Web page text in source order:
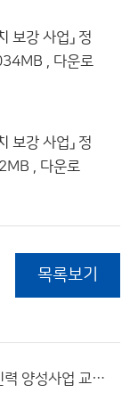
보강 사업」 정
, 다운로
보강 사업」 정
, 다운로
목록보기
2025년 국제 기상기후전문인력 양성사업 교육생 모집 안내